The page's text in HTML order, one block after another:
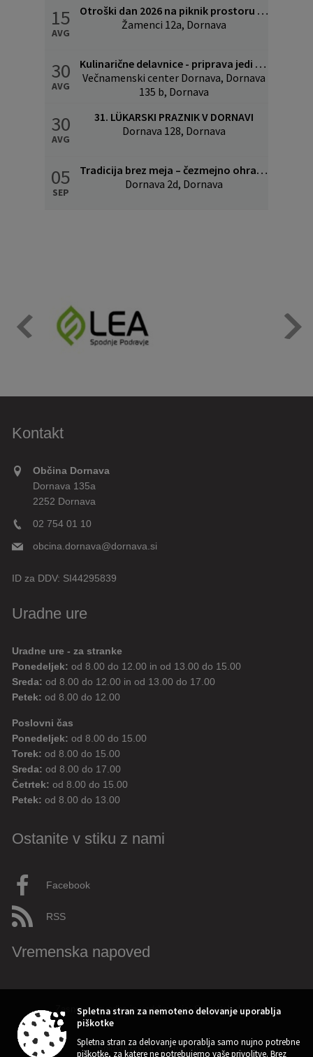
15
AVG
Otroški dan 2026 na piknik prostoru v Žamencih
Žamenci 12a, Dornava
30
AVG
Kulinarične delavnice - priprava jedi povezanih z lükom
Večnamenski center Dornava, Dornava
135 b, Dornava
30
AVG
31. LÜKARSKI PRAZNIK V DORNAVI
Dornava 128, Dornava
05
SEP
Tradicija brez meja – čezmejno ohranjanje kulinarične in kulturne dediščine
Dornava 2d, Dornava
Kontakt
Občina Dornava
Dornava 135a
2252 Dornava
02 754 01 10
obcina.dornava@dornava.si
ID za DDV: SI44295839
Uradne ure
Uradne ure - za stranke
Ponedeljek: od 8.00 do 12.00 in od 13.00 do 15.00
Sreda: od 8.00 do 12.00 in od 13.00 do 17.00
Petek: od 8.00 do 12.00
Poslovni čas
Ponedeljek: od 8.00 do 15.00
Torek: od 8.00 do 15.00
Sreda: od 8.00 do 17.00
Četrtek: od 8.00 do 15.00
Petek: od 8.00 do 13.00
Ostanite v stiku z nami
Facebook
RSS
Vremenska napoved
Zasnova, izvedba in vzdrževanje: Sigmateh d.o.o.
Splošni pogoji spletne strani |
Spletna stran za nemoteno delovanje uporablja
piškotke
Spletna stran za delovanje uporablja samo nujno potrebne
piškotke, za katere ne potrebujemo vaše privolitve. Brez